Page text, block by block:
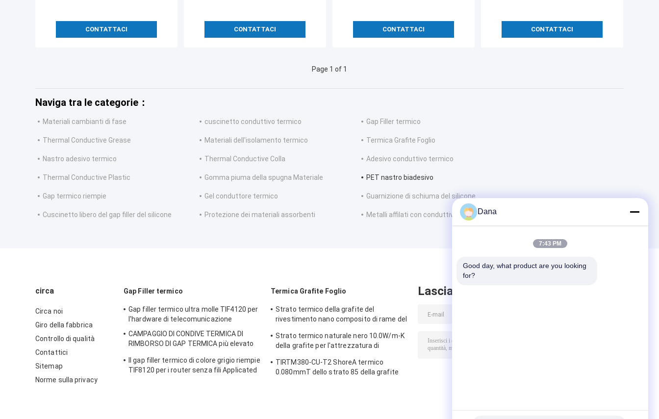
CONTATTACI CONTATTACI CONTATTACI CONTATTACI
Page 1 of 1
Naviga tra le categorie：
Materiali cambianti di fase cuscinetto conduttivo termico Gap Filler termico
Thermal Conductive Grease Materiali dell'isolamento termico Termica Grafite Foglio
Nastro adesivo termico Thermal Conductive Colla Adesivo conduttivo termico
Thermal Conductive Plastic Gomma piuma della spugna Materiale PET nastro biadesivo
Gap termico riempie Gel conduttore termico Guarnizione di schiuma del silicone
Cuscinetto libero del gap filler del silicone Protezione dei materiali assorbenti Metalli affilati con conduttività termica
circa
Circa noi
Giro della fabbrica
Controllo di qualità
Contattici
Sitemap
Norme sulla privacy
Gap Filler termico
Gap filler termico ultra molle TIF4120 per
l'hardware di telecomunicazione
CAMPAGGIO DI CONDIVE TERMICA DI
RIMBORSO DI GAP TERMICA più elevato
Il gap filler termico di colore grigio riempie
TIF8120 per i router senza fili Applicated
Termica Grafite Foglio
Strato termico della grafite del
rivestimento nano composito di rame del
Strato termico naturale nero 10.0W/m-K
della grafite per l'attrezzatura di
TIRTM380-CU-T2 ShoreA termico
0.080mmT dello strato 85 della grafite
Lasciare messaggio
Dana
7:43 PM
Good day, what product are you looking
for?